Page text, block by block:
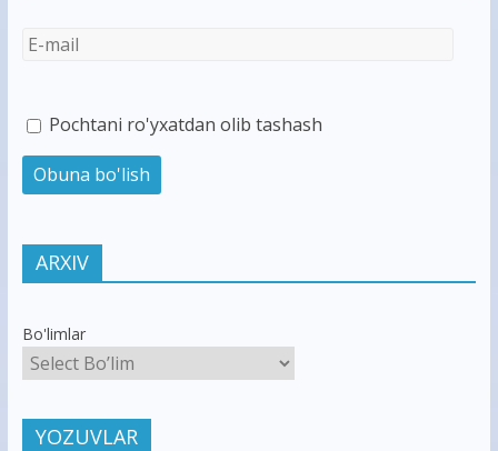
Pochtani ro'yxatdan olib tashash
ARXIV
Bo'limlar
YOZUVLAR